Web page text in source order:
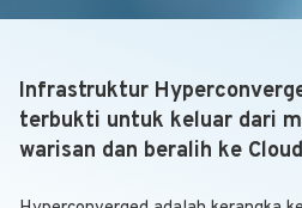
Infrastruktur
terbukti untuk keluar dari
warisan dan beralih ke